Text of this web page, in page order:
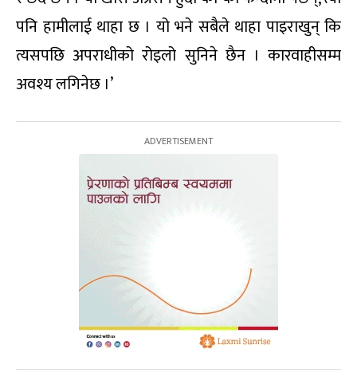
पनि हामीलाई थाहा छ । यो भने सबैले थाहा पाइराखुन् कि
त्यसपछि अपराधीको रोइलो सुनिने छैन । कारवाहीसम्म
अवश्य लगिनेछ ।’